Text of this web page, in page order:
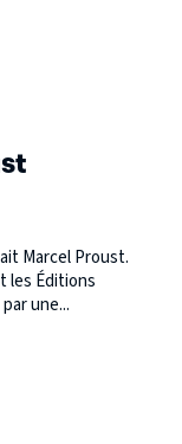
Marcel Proust.
les Éditions
une...